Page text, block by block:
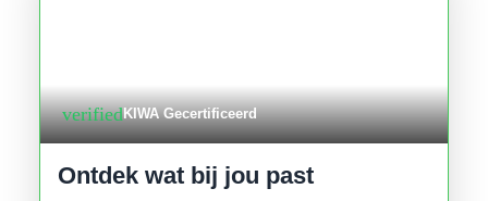
verifiedKIWA Gecertificeerd
Ontdek wat bij jou past